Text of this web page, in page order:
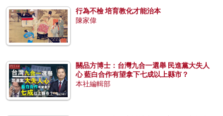
行為不檢 培育教化才能治本
陳家偉
關品方博士：台灣九合一選舉 民進黨大失人
心 藍白合作有望拿下七成以上縣市？
本社編輯部